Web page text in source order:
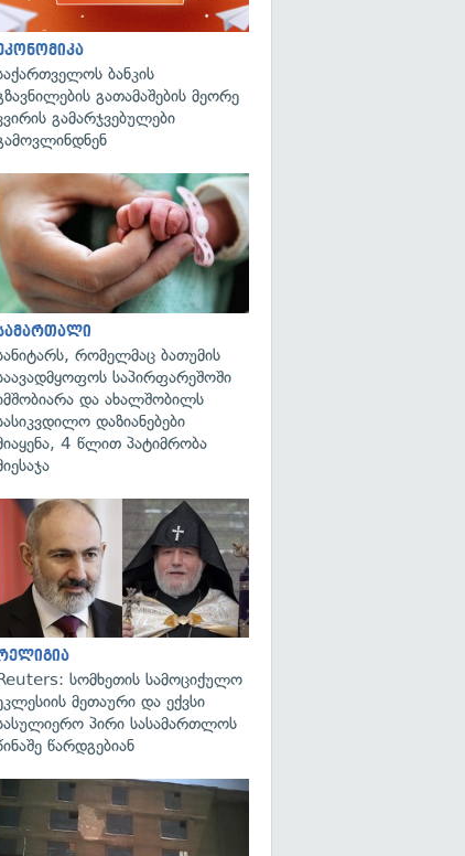
ბანკის
გათამაშების მეორე
გამარჯვებულები
რომელმაც ბათუმის
საპირფარეშოში
და ახალშობილს
დაზიანებები
4 წლით პატიმრობა
სომხეთის სამოციქულო
მეთაური და ექვსი
პირი სასამართლოს
წარდგებიან